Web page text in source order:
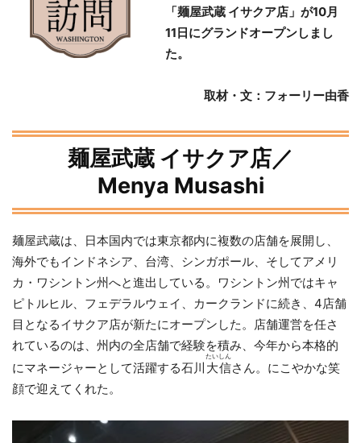
「麺屋武蔵 イサクア店」が10月
11日にグランドオープンしまし
た。
取材・文 ： フォーリー由香
麺屋武蔵 イサクア店／
Menya Musashi
麺屋武蔵は、日本国内では東京都内に複数の店舗を展開し、
海外でもインドネシア、台湾、シンガポール、そしてアメリ
カ・ワシントン州へと進出している。ワシントン州ではキャ
ピトルヒル、フェデラルウェイ、カークランドに続き、4店舗
目となるイサクア店が新たにオープンした。店舗運営を任さ
れているのは、州内の全店舗で経験を積み、今年から本格的
にマネージャーとして活躍する石川 大信
たいしん
さん。にこやかな笑
顔で迎えてくれた。